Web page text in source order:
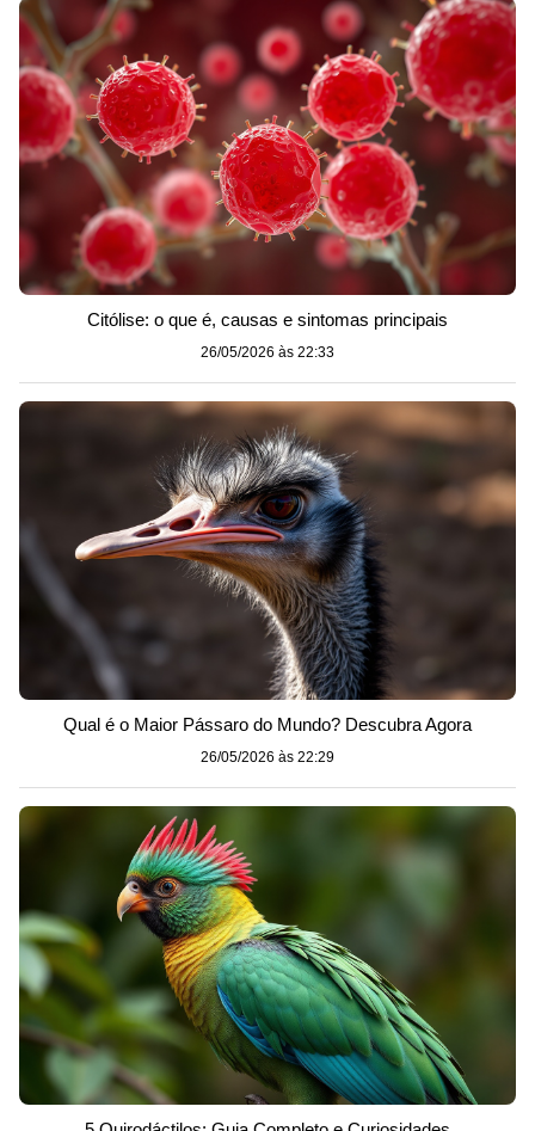
Citólise: o que é, causas e sintomas principais
26/05/2026 às 22:33
Qual é o Maior Pássaro do Mundo? Descubra Agora
26/05/2026 às 22:29